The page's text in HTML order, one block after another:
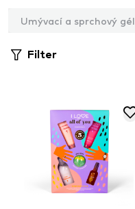
Umývací a sprchový gél
Filter